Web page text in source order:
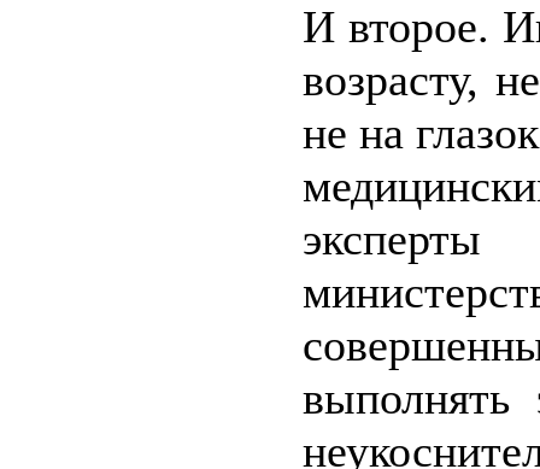
И второе.
возрасту,
не на